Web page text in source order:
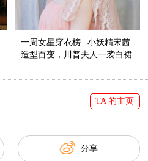
一周女星穿衣榜 | 小妖精宋茜
造型百变，川普夫人一袭白裙
TA 的主页
分享